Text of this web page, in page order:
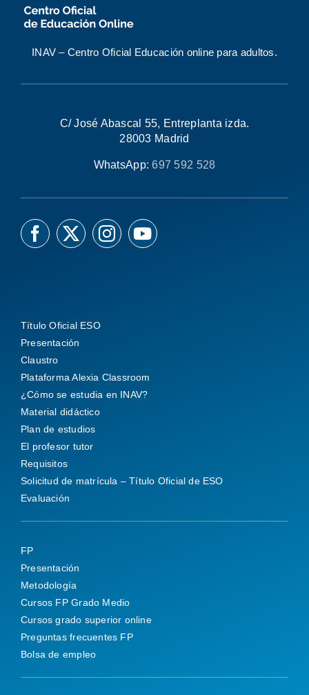
INAV – Centro Oficial Educación online para adultos.
C/ José Abascal 55, Entreplanta izda.
28003 Madrid
WhatsApp:697 592 528
Título Oficial ESO
Presentación
Claustro
Plataforma Alexia Classroom
¿Cómo se estudia en INAV?
Material didáctico
Plan de estudios
El profesor tutor
Requisitos
Solicitud de matrícula – Título Oficial de ESO
Evaluación
FP
Presentación
Metodología
Cursos FP Grado Medio
Cursos grado superior online
Preguntas frecuentes FP
Bolsa de empleo